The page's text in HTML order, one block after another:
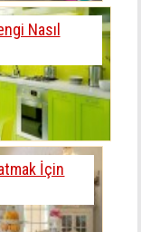
Nasıl
İçin